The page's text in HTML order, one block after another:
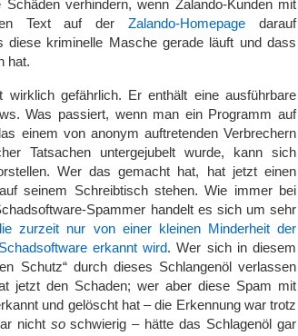
Schäden verhindern, wenn Zalando-Kunden mit
Text auf derZalando-Homepage darauf
diese kriminelle Masche gerade läuft und dass
hat.
gefährlich. Er enthält eine ausführbare
Was passiert, wenn man ein Programm auf
einem von anonym auftretenden Verbrechern
Tatsachen untergejubelt wurde, kann sich
Wer das gemacht hat, hat jetzt einen
seinem Schreibtisch stehen. Wie immer bei
Spammer handelt es sich um sehr
zurzeit nur von einer kleinen Minderheit der
erkannt wird. Wer sich in diesem
Schutz“ durch dieses Schlangenöl verlassen
jetzt den Schaden; wer aber diese Spam mit
und gelöscht hat – die Erkennung war trotz
nicht soschwierig – hätte das Schlagenöl gar